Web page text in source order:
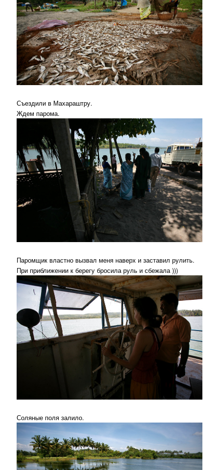
Съездили в Махараштру.
Ждем парома.
Паромщик властно вызвал меня наверх и заставил рулить.
При приближении к берегу бросила руль и сбежала )))
Соляные поля залило.